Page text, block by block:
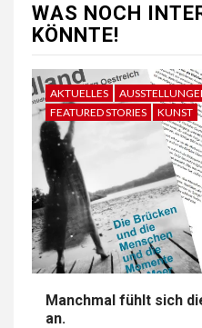
WAS NOCH
KÖNNTE!
AKTUELLES
FEATURED STORIES
KUNST
Manchmal fühlt sich
an.